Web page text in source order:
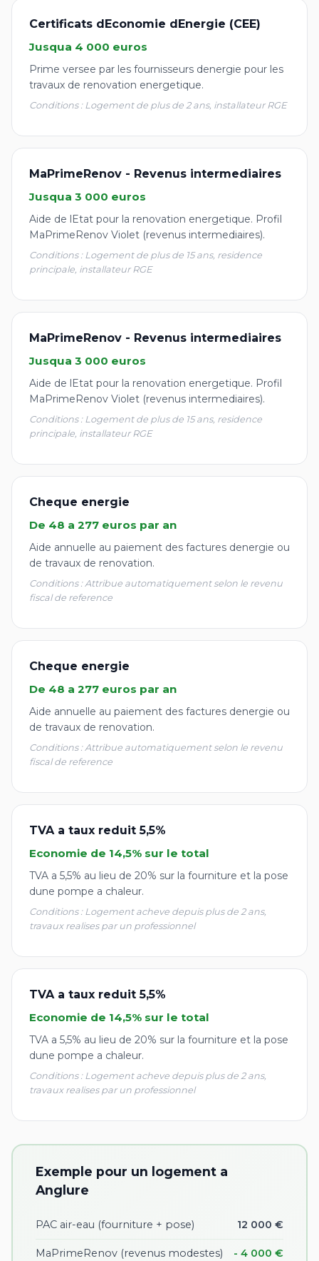
Certificats dEconomie dEnergie (CEE)
Jusqua 4 000 euros
Prime versee par les fournisseurs denergie pour les
travaux de renovation energetique.
Conditions : Logement de plus de 2 ans, installateur RGE
MaPrimeRenov - Revenus intermediaires
Jusqua 3 000 euros
Aide de lEtat pour la renovation energetique. Profil
MaPrimeRenov Violet (revenus intermediaires).
Conditions : Logement de plus de 15 ans, residence
principale, installateur RGE
MaPrimeRenov - Revenus intermediaires
Jusqua 3 000 euros
Aide de lEtat pour la renovation energetique. Profil
MaPrimeRenov Violet (revenus intermediaires).
Conditions : Logement de plus de 15 ans, residence
principale, installateur RGE
Cheque energie
De 48 a 277 euros par an
Aide annuelle au paiement des factures denergie ou
de travaux de renovation.
Conditions : Attribue automatiquement selon le revenu
fiscal de reference
Cheque energie
De 48 a 277 euros par an
Aide annuelle au paiement des factures denergie ou
de travaux de renovation.
Conditions : Attribue automatiquement selon le revenu
fiscal de reference
TVA a taux reduit 5,5%
Economie de 14,5% sur le total
TVA a 5,5% au lieu de 20% sur la fourniture et la pose
dune pompe a chaleur.
Conditions : Logement acheve depuis plus de 2 ans,
travaux realises par un professionnel
TVA a taux reduit 5,5%
Economie de 14,5% sur le total
TVA a 5,5% au lieu de 20% sur la fourniture et la pose
dune pompe a chaleur.
Conditions : Logement acheve depuis plus de 2 ans,
travaux realises par un professionnel
Exemple pour un logement a
Anglure
PAC air-eau (fourniture + pose) 12 000 €
MaPrimeRenov (revenus modestes) - 4 000 €